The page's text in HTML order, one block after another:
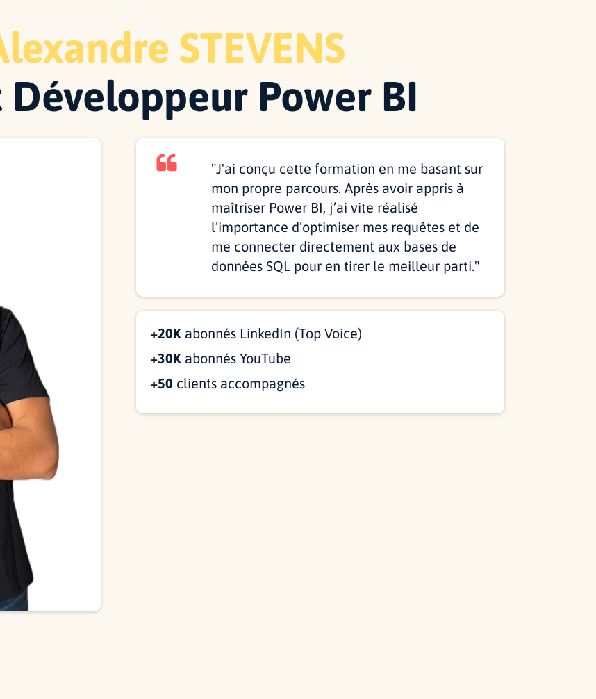
STEVENS
Développeur Power BI
"J'ai conçu cette formation en me basant sur
mon propre parcours. Après avoir appris à
maîtriser Power BI, j’ai vite réalisé
l’importance d’optimiser mes requêtes et de
me connecter directement aux bases de
données SQL pour en tirer le meilleur parti."
+20K abonnés LinkedIn (Top Voice)
+30K abonnés YouTube
+50 clients accompagnés